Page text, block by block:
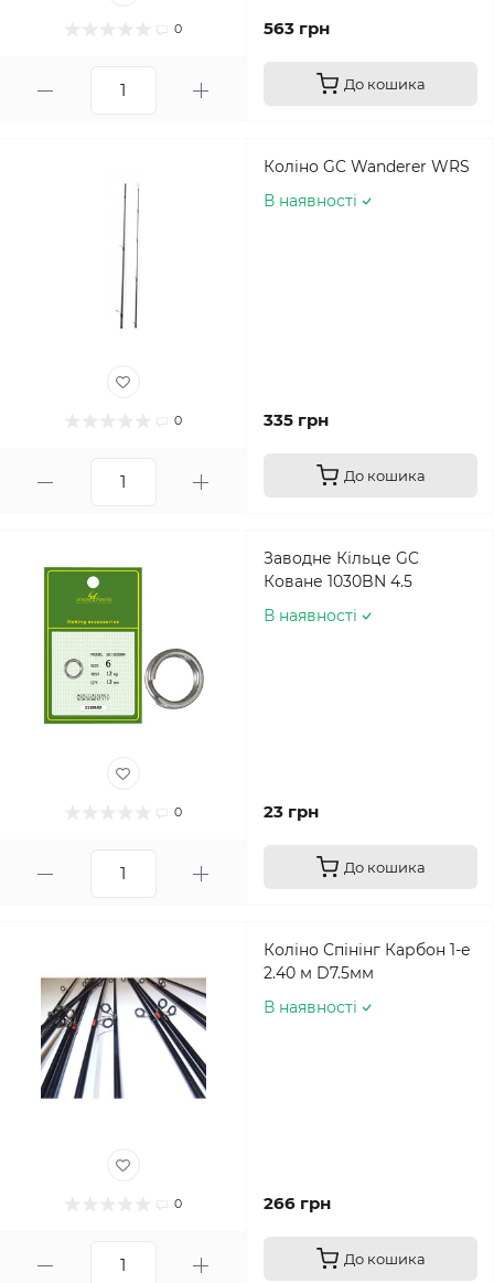
0 563 грн
До кошика
0
Коліно GC Wanderer WRS
В наявності
335 грн
До кошика
0
Заводне Кільце GC
Коване 1030BN 4.5
В наявності
23 грн
До кошика
0
Коліно Спінінг Карбон 1-е
2.40 м D7.5мм
В наявності
266 грн
До кошика